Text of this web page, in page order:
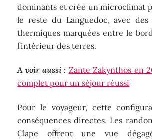
dominants et crée un microclimat
le reste du Languedoc, avec des
thermiques marquées entre le
l’intérieur des terres.
A voir aussi : Zante Zakynthos en
complet pour un séjour réussi
Pour le voyageur, cette
conséquences directes. Les
Clape offrent une vue